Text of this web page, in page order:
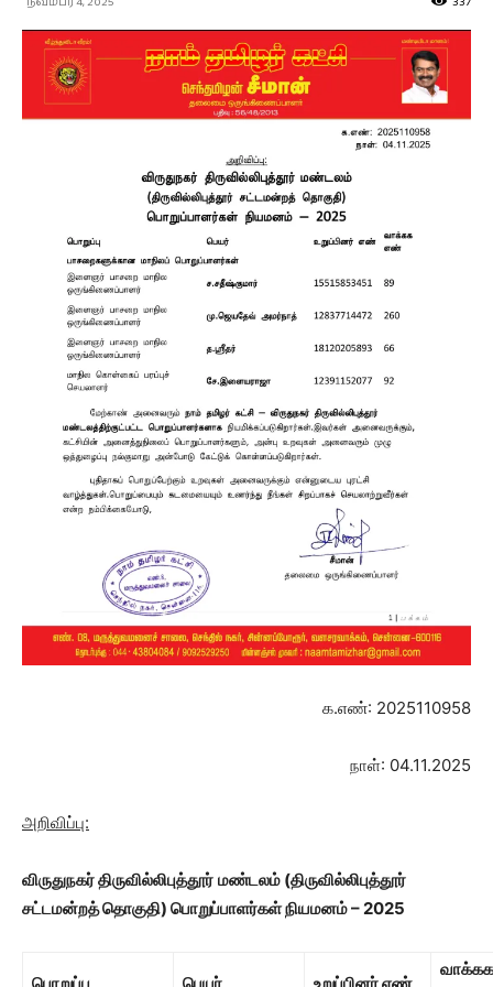
க.எண்: 2025110958
நாள்: 04.11.2025
அறிவிப்பு:
விருதுநகர் திருவில்லிபுத்தூர் மண்டலம் (திருவில்லிபுத்தூர்
சட்டமன்றத் தொகுதி) பொறுப்பாளர்கள் நியமனம் – 2025
வாக்கக